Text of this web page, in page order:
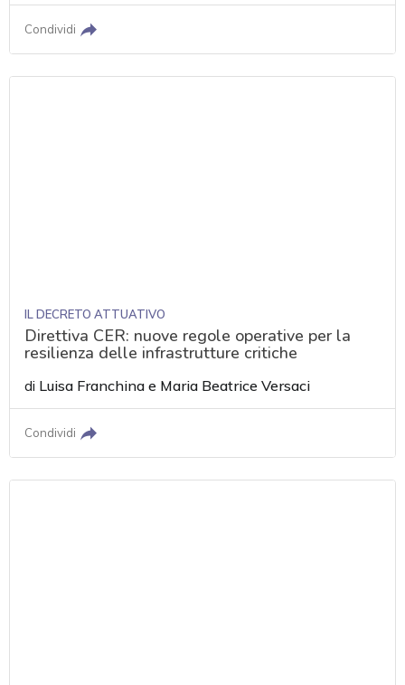
Condividi
IL DECRETO ATTUATIVO
Direttiva CER: nuove regole operative per la
resilienza delle infrastrutture critiche
di Luisa Franchina e Maria Beatrice Versaci
Condividi